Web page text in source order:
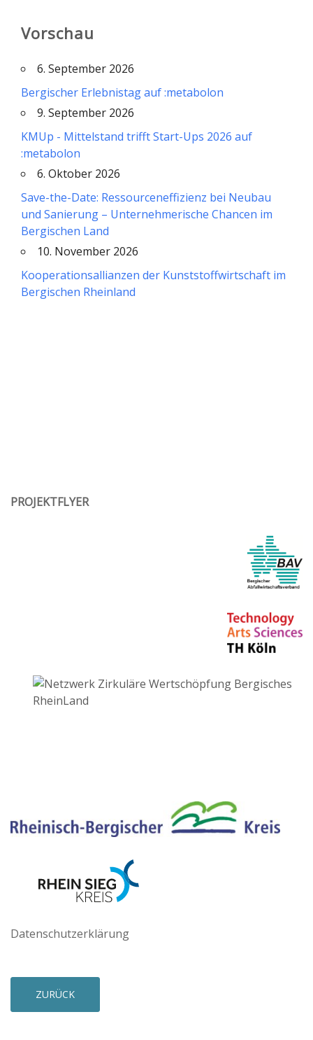
Vorschau
6. September 2026
Bergischer Erlebnistag auf :metabolon
9. September 2026
KMUp - Mittelstand trifft Start-Ups 2026 auf
:metabolon
6. Oktober 2026
Save-the-Date: Ressourceneffizienz bei Neubau
und Sanierung – Unternehmerische Chancen im
Bergischen Land
10. November 2026
Kooperationsallianzen der Kunststoffwirtschaft im
Bergischen Rheinland
PROJEKTFLYER
Datenschutzerklärung
ZURÜCK